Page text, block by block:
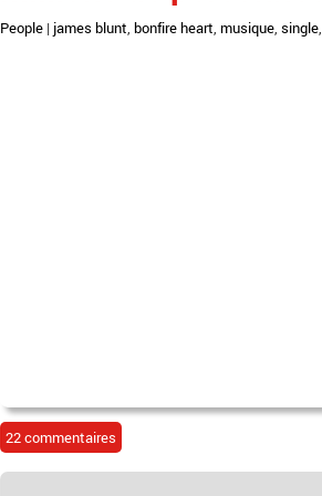
People | james blunt, bonfire heart, musique, single,
22 commentaires